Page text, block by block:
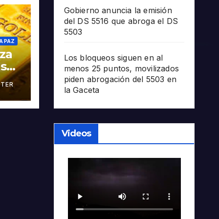
PAZ
Gobierno anuncia la emisión
del DS 5516 que abroga el DS
5503
Los bloqueos siguen en al
menos 25 puntos, movilizados
piden abrogación del 5503 en
la Gaceta
Videos